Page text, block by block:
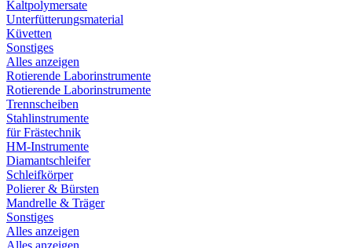
Kaltpolymersate
Unterfütterungsmaterial
Küvetten
Sonstiges
Alles anzeigen
Rotierende Laborinstrumente
Rotierende Laborinstrumente
Trennscheiben
Stahlinstrumente
für Frästechnik
HM-Instrumente
Diamantschleifer
Schleifkörper
Polierer & Bürsten
Mandrelle & Träger
Sonstiges
Alles anzeigen
Alles anzeigen